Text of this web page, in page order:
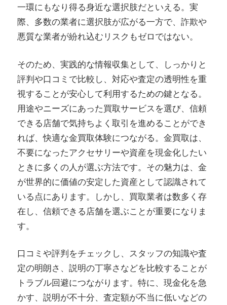
一環にもなり得る身近な選択肢だといえる。実
際、多数の業者に選択肢が広がる一方で、詐欺や
悪質な業者が紛れ込むリスクもゼロではない。
そのため、実践的な情報収集として、しっかりと
評判や口コミで比較し、対応や査定の透明性を重
視することが安心して利用するための鍵となる。
用途やニーズにあった買取サービスを選び、信頼
できる店舗で気持ちよく取引を進めることができ
れば、快適な金買取体験につながる。金買取は、
不要になったアクセサリーや資産を現金化したい
ときに多くの人が選ぶ方法です。その魅力は、金
が世界的に価値の安定した資産として認識されて
いる点にあります。しかし、買取業者は数多く存
在し、信頼できる店舗を選ぶことが重要になりま
す。
口コミや評判をチェックし、スタッフの知識や査
定の明朗さ、説明の丁寧さなどを比較することが
トラブル回避につながります。特に、現金化を急
かす、説明が不十分、査定額が不当に低いなどの